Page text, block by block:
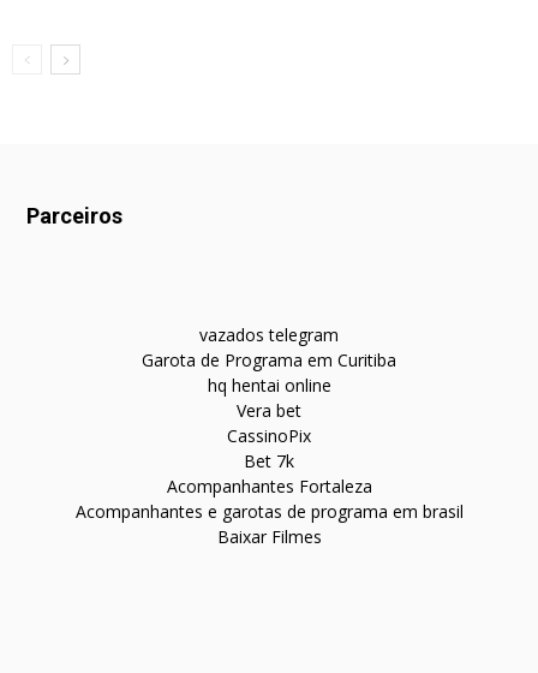
Parceiros
vazados telegram
Garota de Programa em Curitiba
hq hentai online
Vera bet
CassinoPix
Bet 7k
Acompanhantes Fortaleza
Acompanhantes e garotas de programa em brasil
Baixar Filmes